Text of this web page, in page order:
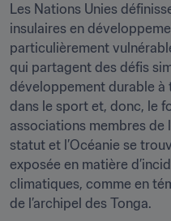
Les Nations Unies
insulaires en
particulièrement
qui partagent des défis
développement durable à
dans le sport et, donc, le
associations membres de
statut et l’Océanie se
exposée en matière
climatiques, comme en
de l’archipel des Tonga.